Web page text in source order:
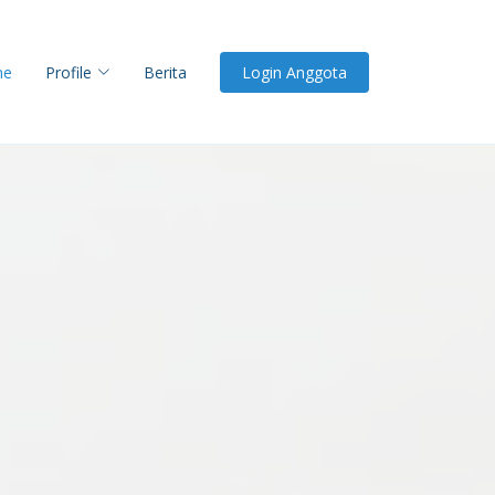
Profile Berita Login Anggota